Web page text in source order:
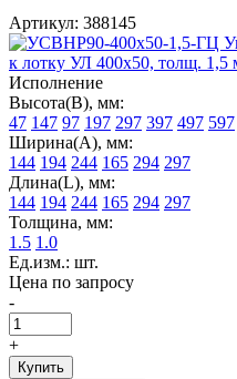
Артикул: 388145
Исполнение
Высота(В), мм:
47 147 97 197 297 397 497 597
Ширина(А), мм:
144 194 244 165 294 297
Длина(L), мм:
144 194 244 165 294 297
Толщина, мм:
1.5 1.0
Ед.изм.: шт.
Цена по запросу
-
+
Купить